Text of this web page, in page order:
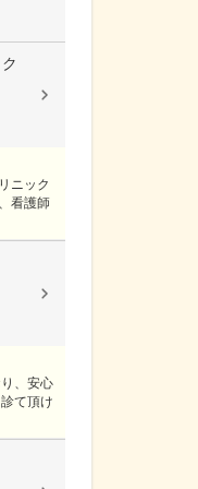
ニック
看護師
、安心
て頂け